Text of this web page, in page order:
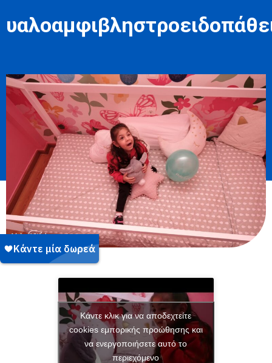
Κάντε κλικ για να αποδεχτείτε
cookies εμπορικής προώθησης και
να ενεργοποιήσετε αυτό το
περιεχόμενο